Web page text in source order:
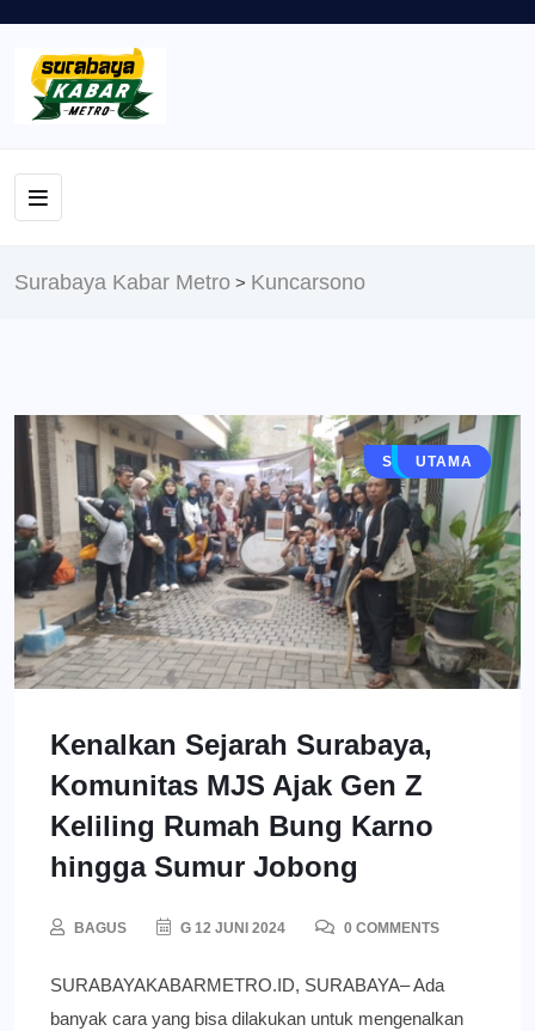
Surabaya Kabar Metro > Kuncarsono
BERITA
SIDOARJO
SURABAYA
TRAVEL
UTAMA
Kenalkan Sejarah Surabaya,
Komunitas MJS Ajak Gen Z
Keliling Rumah Bung Karno
hingga Sumur Jobong
BAGUS G 12 JUNI 2024 0 COMMENTS
SURABAYAKABARMETRO.ID, SURABAYA– Ada
banyak cara yang bisa dilakukan untuk mengenalkan